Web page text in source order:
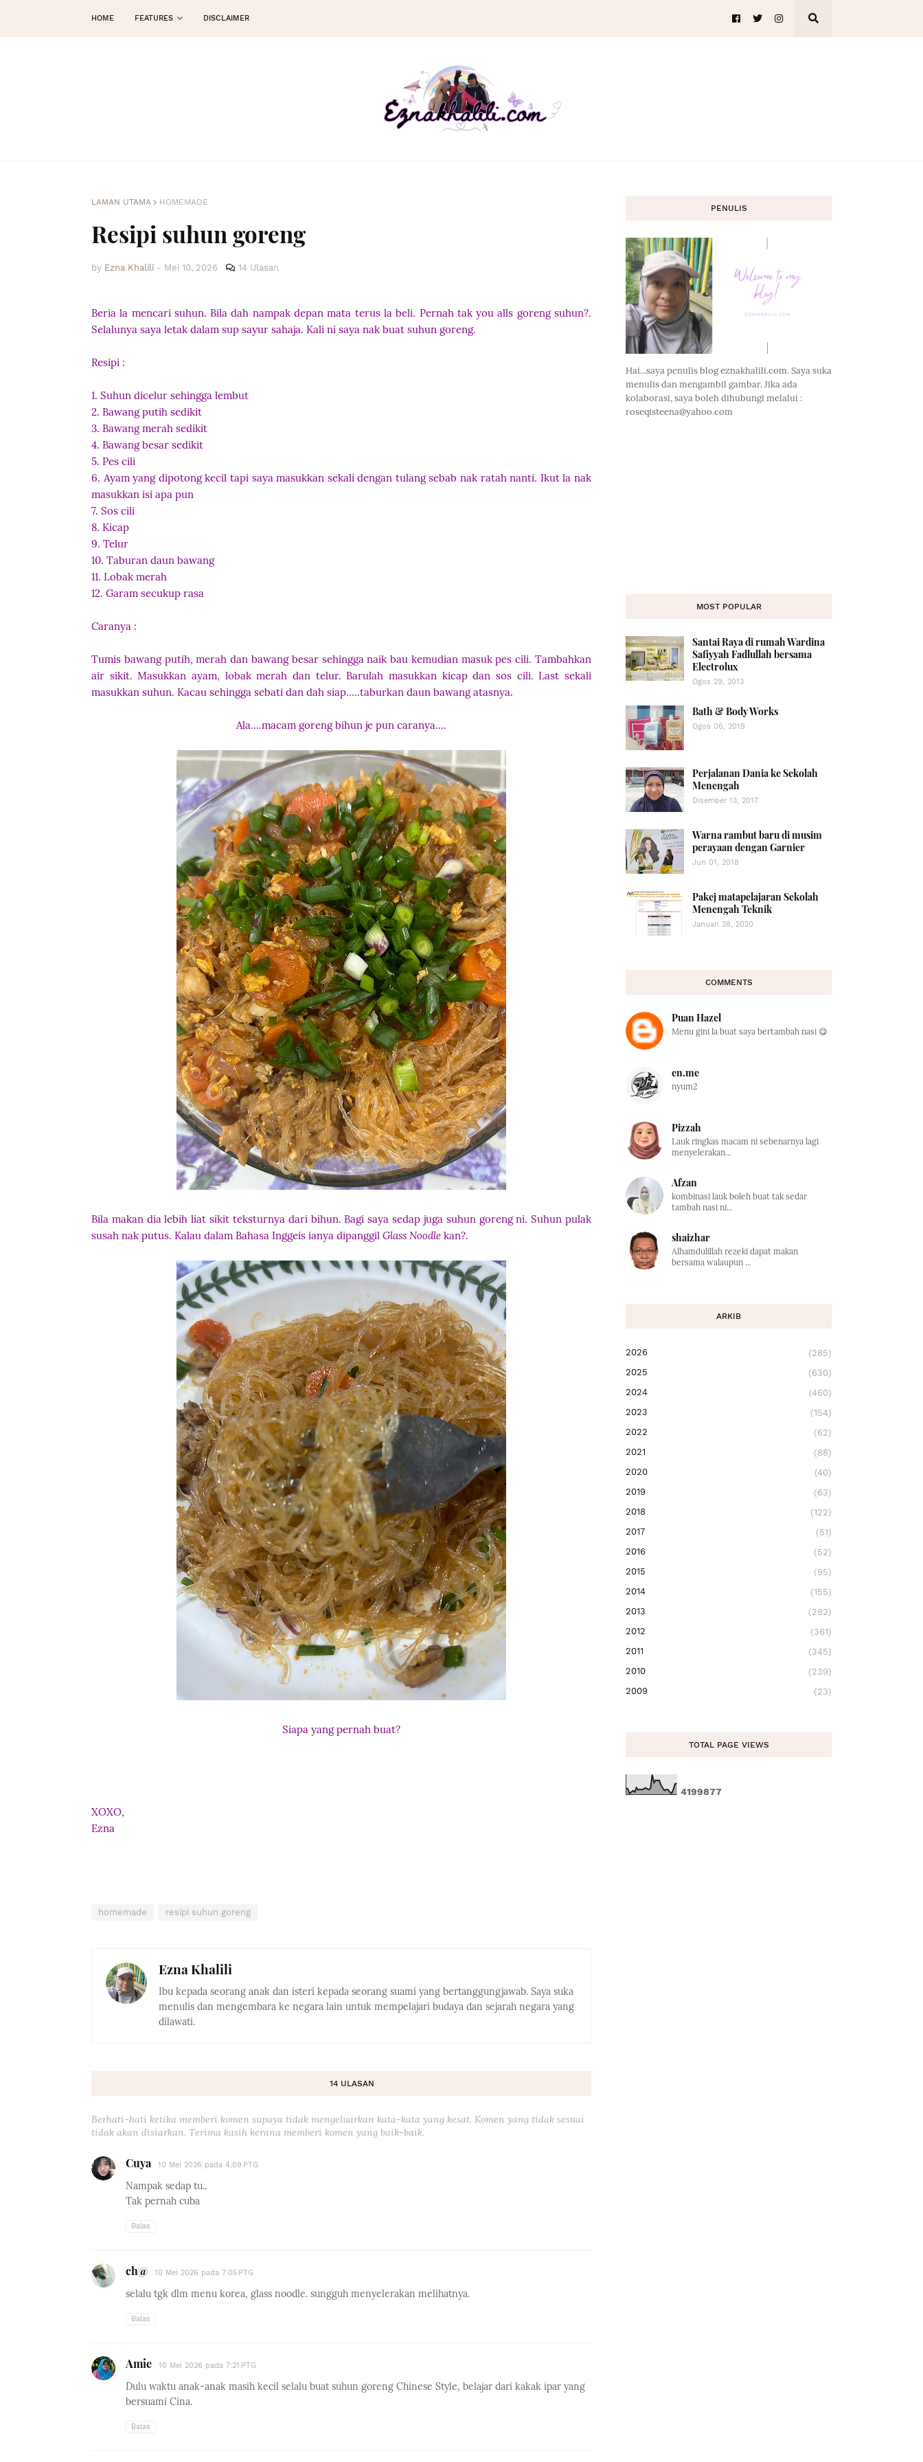
HOME FEATURES DISCLAIMER
LAMAN UTAMA HOMEMADE
Resipi suhun goreng
by Ezna Khalili - Mei 10, 2026 14 Ulasan
Beria la mencari suhun. Bila dah nampak depan mata terus la beli. Pernah tak you alls goreng suhun?.
Selalunya saya letak dalam sup sayur sahaja. Kali ni saya nak buat suhun goreng.
Resipi :
1. Suhun dicelur sehingga lembut
2. Bawang putih sedikit
3. Bawang merah sedikit
4. Bawang besar sedikit
5. Pes cili
6. Ayam yang dipotong kecil tapi saya masukkan sekali dengan tulang sebab nak ratah nanti. Ikut la nak
masukkan isi apa pun
7. Sos cili
8. Kicap
9. Telur
10. Taburan daun bawang
11. Lobak merah
12. Garam secukup rasa
Caranya :
Tumis bawang putih, merah dan bawang besar sehingga naik bau kemudian masuk pes cili. Tambahkan
air sikit. Masukkan ayam, lobak merah dan telur. Barulah masukkan kicap dan sos cili. Last sekali
masukkan suhun. Kacau sehingga sebati dan dah siap.....taburkan daun bawang atasnya.
Ala....macam goreng bihun je pun caranya....
Bila makan dia lebih liat sikit teksturnya dari bihun. Bagi saya sedap juga suhun goreng ni. Suhun pulak
susah nak putus. Kalau dalam Bahasa Inggeis ianya dipanggil Glass Noodle kan?.
Siapa yang pernah buat?
XOXO,
Ezna
homemade resipi suhun goreng
Ezna Khalili
Ibu kepada seorang anak dan isteri kepada seorang suami yang bertanggungjawab. Saya suka
menulis dan mengembara ke negara lain untuk mempelajari budaya dan sejarah negara yang
dilawati.
14 ULASAN
Berhati-hati ketika memberi komen supaya tidak mengeluarkan kata-kata yang kesat. Komen yang tidak sesuai
tidak akan disiarkan. Terima kasih kerana memberi komen yang baik-baik.
Cuya 10 Mei 2026 pada 4:09 PTG
Nampak sedap tu..
Tak pernah cuba
Balas
ch@ 10 Mei 2026 pada 7:05 PTG
selalu tgk dlm menu korea, glass noodle. sungguh menyelerakan melihatnya.
Balas
Amie 10 Mei 2026 pada 7:21 PTG
Dulu waktu anak-anak masih kecil selalu buat suhun goreng Chinese Style, belajar dari kakak ipar yang
bersuami Cina.
Balas
PENULIS
Hai...saya penulis blog eznakhalili.com. Saya suka
menulis dan mengambil gambar. Jika ada
kolaborasi, saya boleh dihubungi melalui :
roseqisteena@yahoo.com
MOST POPULAR
Santai Raya di rumah Wardina
Safiyyah Fadlullah bersama
Electrolux
Ogos 29, 2013
Bath & Body Works
Ogos 06, 2019
Perjalanan Dania ke Sekolah
Menengah
Disember 13, 2017
Warna rambut baru di musim
perayaan dengan Garnier
Jun 01, 2018
Pakej matapelajaran Sekolah
Menengah Teknik
Januari 28, 2020
COMMENTS
Puan Hazel
Menu gini la buat saya bertambah nasi 😋
en.me
nyum2
Pizzah
Lauk ringkas macam ni sebenarnya lagi
menyelerakan...
Afzan
kombinasi lauk boleh buat tak sedar
tambah nasi ni...
shaizhar
Alhamdulillah rezeki dapat makan
bersama walaupun ...
ARKIB
2026
(285)
2025
(630)
2024
(460)
2023
(154)
2022
(62)
2021
(88)
2020
(40)
2019
(63)
2018
(122)
2017
(51)
2016
(52)
2015
(95)
2014
(155)
2013
(282)
2012
(361)
2011
(345)
2010
(239)
2009
(23)
TOTAL PAGE VIEWS
4199877